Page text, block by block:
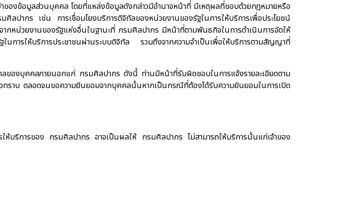
าของข้อมูลส่วนบุคคลโดยที่แหล่งข้อมูลดังกล่าวมีอำนาจหน้าที่ มีเหตุผลที่ชอบด้วยกฎหมายหรือ
มศิลปากร เช่น การเชื่อมโยงบริการดิจิทัลของหน่วยงานของรัฐในการให้บริการเพื่อประโยชน์
กหน่วยงานของรัฐแห่งอื่นในฐานะที่ กรมศิลปากร มีหน้าที่ตามพันธกิจในการดำเนินการจัดให้
การให้บริการประชาชนผ่านระบบดิจิทัล รวมถึงจากความจำเป็นเพื่อให้บริการตามสัญญาที่
องบุคคลภายนอกแก่ กรมศิลปากร ดังนี้ ท่านมีหน้าที่รับผิดชอบในการแจ้งรายละเอียดตาม
าบ ตลอดจนขอความยินยอมจากบุคคลนั้นหากเป็นกรณีที่ต้องได้รับความยินยอมในการเปิด
บริการของ กรมศิลปากร อาจเป็นผลให้ กรมศิลปากร ไม่สามารถให้บริการนั้นแก่เจ้าของ